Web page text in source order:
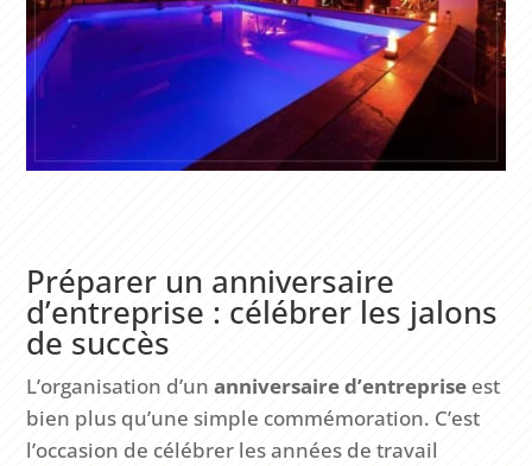
Préparer un anniversaire
d’entreprise : célébrer les jalons
de succès
L’organisation d’unanniversaire d’entreprise est
bien plus qu’une simple commémoration. C’est
l’occasion de célébrer les années de travail